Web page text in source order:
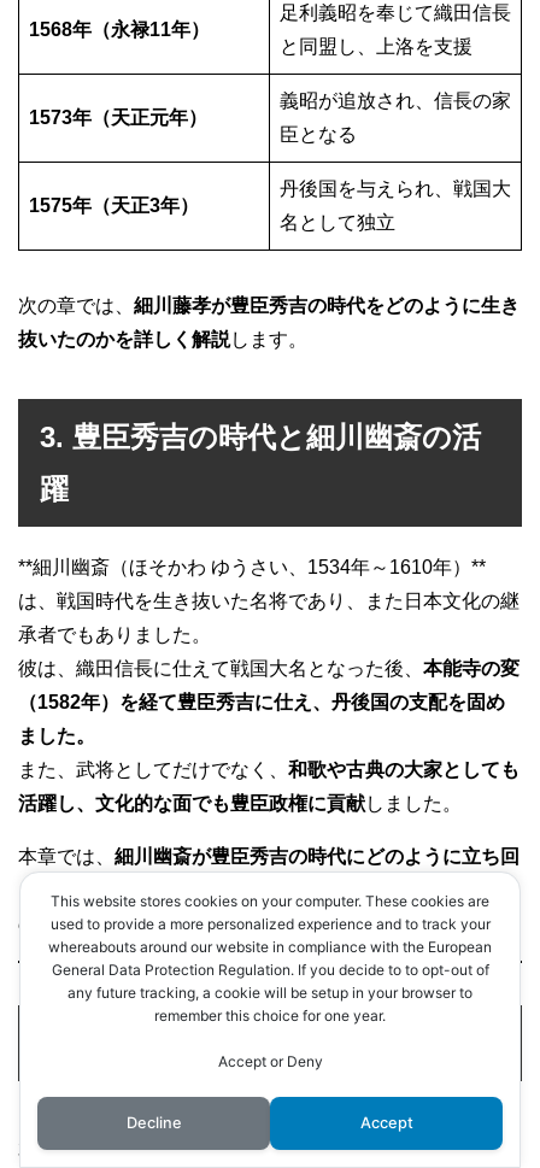
1568年（永禄11年）
足利義昭を奉じて織田信長
と同盟し、上洛を支援
1573年（天正元年）
義昭が追放され、信長の家
臣となる
1575年（天正3年）
丹後国を与えられ、戦国大
名として独立
次の章では、 細川藤孝が豊臣秀吉の時代をどのように生き
抜いたのかを詳しく解説します。
3. 豊臣秀吉の時代と細川幽斎の活
躍
**細川幽斎（ほそかわ ゆうさい、1534年～1610年）**
は、戦国時代を生き抜いた名将であり、また日本文化の継
承者でもありました。
彼は、織田信長に仕えて戦国大名となった後、 本能寺の変
（1582年）を経て豊臣秀吉に仕え、丹後国の支配を固め
ました。
また、武将としてだけでなく、 和歌や古典の大家としても
活躍し、文化的な面でも豊臣政権に貢献しました。
本章では、 細川幽斎が豊臣秀吉の時代にどのように立ち回
り、戦国大名としての地位を維持しながらも文化人として
の影響を広げていったのかを詳しく解説します。
3-1-1. 本能寺の変（1582年）
This website stores cookies on your computer. These cookies are
used to provide a more personalized experience and to track your
whereabouts around our website in compliance with the European
General Data Protection Regulation. If you decide to to opt-out of
any future tracking, a cookie will be setup in your browser to
remember this choice for one year.
Accept or Deny
Decline Accept